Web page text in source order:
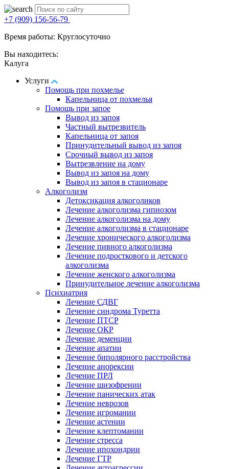
+7 (909) 156-56-79
Время работы: Круглосуточно
Вы находитесь:
Калуга
Услуги
Помощь при похмелье
Капельница от похмелья
Помощь при запое
Вывод из запоя
Частный вытрезвитель
Капельница от запоя
Принудительный вывод из запоя
Срочный вывод из запоя
Вытрезвление на дому
Вывод из запоя на дому
Вывод из запоя в стационаре
Алкоголизм
Детоксикация алкоголиков
Лечение алкоголизма гипнозом
Лечение алкоголизма на дому
Лечение алкоголизма в стационаре
Лечение хронического алкоголизма
Лечение пивного алкоголизма
Лечение подросткового и детского
алкоголизма
Лечение женского алкоголизма
Принудительное лечение алкоголизма
Психиатрия
Лечение СДВГ
Лечение синдрома Туретта
Лечение ПТСР
Лечение ОКР
Лечение деменции
Лечение апатии
Лечение биполярного расстройства
Лечение анорексии
Лечение ПРЛ
Лечение шизофрении
Лечение панических атак
Лечение неврозов
Лечение игромании
Лечение астении
Лечение клептомании
Лечение стресса
Лечение ипохондрии
Лечение ГТР